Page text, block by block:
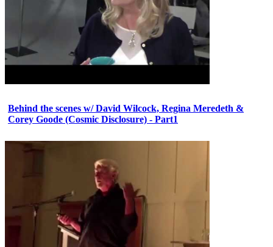
Behind the scenes w/ David Wilcock, Regina Meredeth &
Corey Goode (Cosmic Disclosure) - Part1